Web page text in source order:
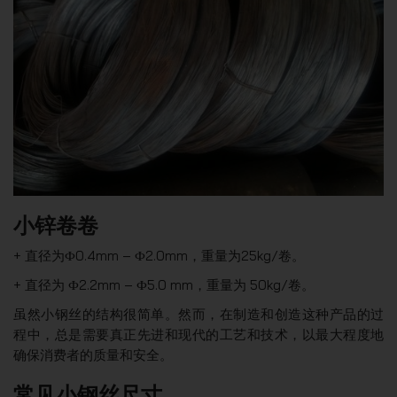
小锌卷卷
+ 直径为Ф0.4mm – Ф2.0mm，重量为25kg/卷。
+ 直径为 Ф2.2mm – Ф5.0 mm，重量为 50kg/卷。
虽然小钢丝的结构很简单。然而，在制造和创造这种产品的过
程中，总是需要真正先进和现代的工艺和技术，以最大程度地
确保消费者的质量和安全。